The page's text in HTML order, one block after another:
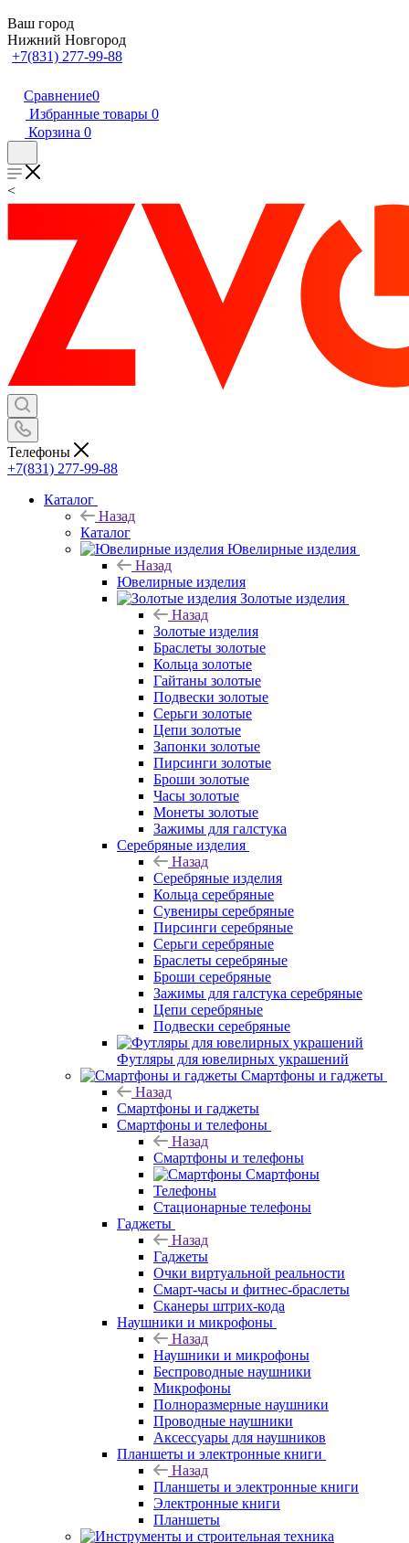
Ваш город
Нижний Новгород
+7(831) 277-99-88
Сравнение0
Избранные товары 0
Корзина 0
<
Телефоны
+7(831) 277-99-88
Каталог
Назад
Каталог
Ювелирные изделия
Назад
Ювелирные изделия
Золотые изделия
Назад
Золотые изделия
Браслеты золотые
Кольца золотые
Гайтаны золотые
Подвески золотые
Серьги золотые
Цепи золотые
Запонки золотые
Пирсинги золотые
Броши золотые
Часы золотые
Монеты золотые
Зажимы для галстука
Серебряные изделия
Назад
Серебряные изделия
Кольца серебряные
Сувениры серебряные
Пирсинги серебряные
Серьги серебряные
Браслеты серебряные
Броши серебряные
Зажимы для галстука серебряные
Цепи серебряные
Подвески серебряные
Футляры для ювелирных украшений
Смартфоны и гаджеты
Назад
Смартфоны и гаджеты
Смартфоны и телефоны
Назад
Смартфоны и телефоны
Смартфоны
Телефоны
Стационарные телефоны
Гаджеты
Назад
Гаджеты
Очки виртуальной реальности
Смарт-часы и фитнес-браслеты
Сканеры штрих-кода
Наушники и микрофоны
Назад
Наушники и микрофоны
Беспроводные наушники
Микрофоны
Полноразмерные наушники
Проводные наушники
Аксессуары для наушников
Планшеты и электронные книги
Назад
Планшеты и электронные книги
Электронные книги
Планшеты